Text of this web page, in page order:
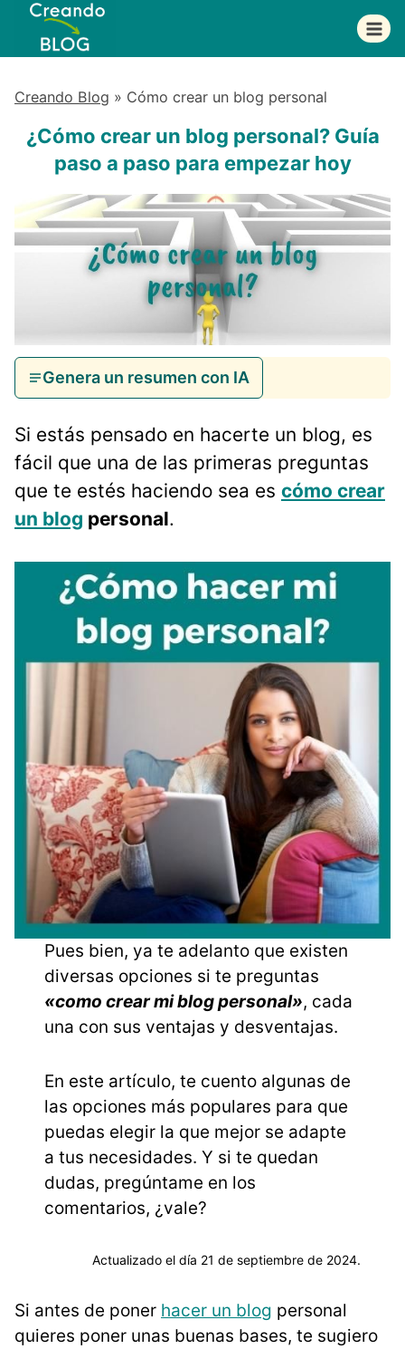
Saltar
contenido
Creando Blog » Cómo crear un blog personal
¿Cómo crear un blog personal? Guía
paso a paso para empezar hoy
Genera un resumen con IA
Si estás pensado en hacerte un blog, es
fácil que una de las primeras preguntas
que te estés haciendo sea es cómo crear
un blog personal.
Pues bien, ya te adelanto que existen
diversas opciones si te preguntas
«como crear mi blog personal», cada
una con sus ventajas y desventajas.
En este artículo, te cuento algunas de
las opciones más populares para que
puedas elegir la que mejor se adapte
a tus necesidades. Y si te quedan
dudas, pregúntame en los
comentarios, ¿vale?
Actualizado el día 21 de septiembre de 2024.
Si antes de poner hacer un blog personal
quieres poner unas buenas bases, te sugiero